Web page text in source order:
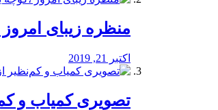
منظره‌‌ زیبای امروز
اکتبر 21, 2019
️تصویری کمیاب و